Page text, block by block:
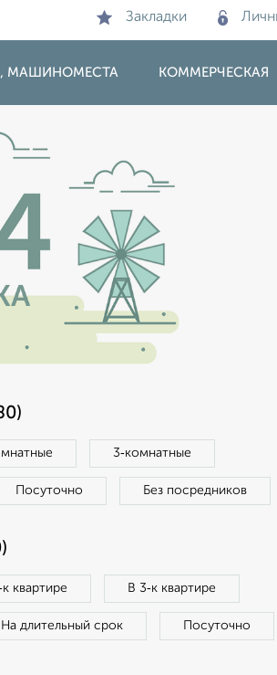
Закладки
МАШИНОМЕСТА КОММЕРЧЕСКАЯ
3‑комнатные
Посуточно Без посредников
квартире В 3‑к квартире
На длительный срок Посуточно